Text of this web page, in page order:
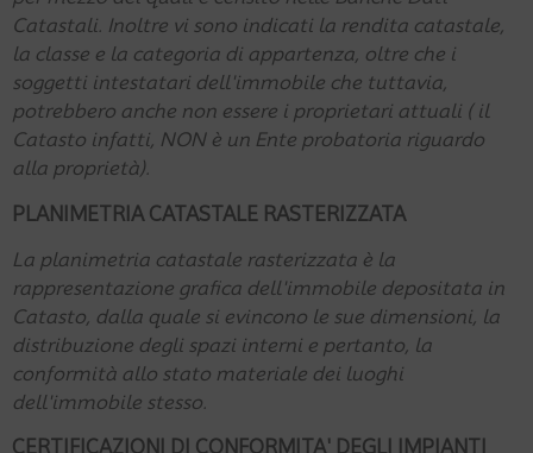
Catastali. Inoltre vi sono indicati la rendita catastale,
la classe e la categoria di appartenza, oltre che i
soggetti intestatari dell'immobile che tuttavia,
potrebbero anche non essere i proprietari attuali ( il
Catasto infatti, NON è un Ente probatoria riguardo
alla proprietà).
PLANIMETRIA CATASTALE RASTERIZZATA
La planimetria catastale rasterizzata è la
rappresentazione grafica dell'immobile depositata in
Catasto, dalla quale si evincono le sue dimensioni, la
distribuzione degli spazi interni e pertanto, la
conformità allo stato materiale dei luoghi
dell'immobile stesso.
CERTIFICAZIONI DI CONFORMITA' DEGLI IMPIANTI